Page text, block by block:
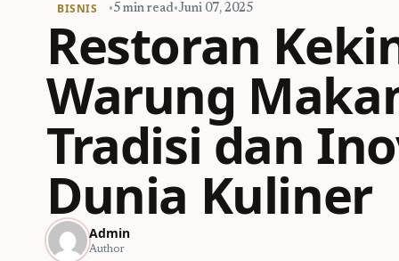
BISNIS •5 min read•Juni 07, 2025
Restoran
Warung
Tradisi dan
Dunia Kuliner
Admin
Author